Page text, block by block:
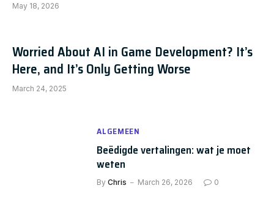
May 18, 2026
Worried About AI in Game Development? It’s
Here, and It’s Only Getting Worse
March 24, 2025
ALGEMEEN
Beëdigde vertalingen: wat je moet
weten
By Chris March 26, 2026 0